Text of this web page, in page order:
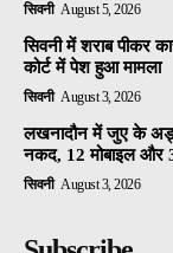
सिवनी August 5, 2026
सिवनी में शराब पीकर
कोर्ट में पेश हुआ मामला
सिवनी August 3, 2026
लखनादौन में जुए के
नकद, 12 मोबाइल और
सिवनी August 3, 2026